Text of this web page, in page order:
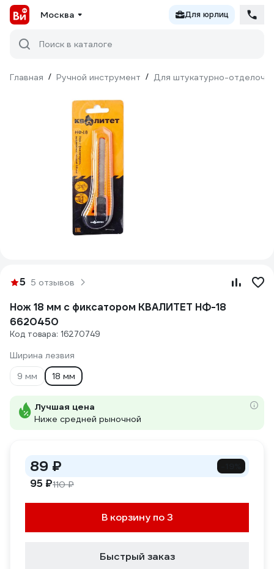
Москва Для юрлиц
Поиск в каталоге
Главная / Ручной инструмент / Для штукатурно-
5 5 отзывов
Нож 18 мм с фиксатором КВАЛИТЕТ НФ-18
6620450
Код товара: 16270749
Ширина лезвия
9 мм
18 мм
Лучшая цена
Ниже средней рыночной
89 ₽
95 ₽110 ₽
В корзину по 3
Быстрый заказ